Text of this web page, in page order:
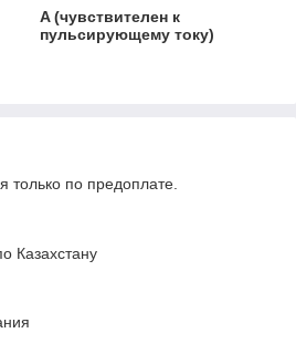
A (чувствителен к
пульсирующему току)
только по предоплате.
Казахстану